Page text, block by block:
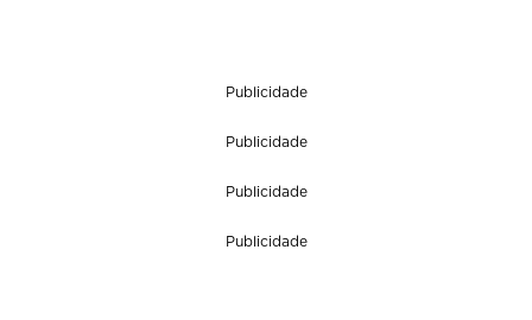
Publicidade
Publicidade
Publicidade
Publicidade